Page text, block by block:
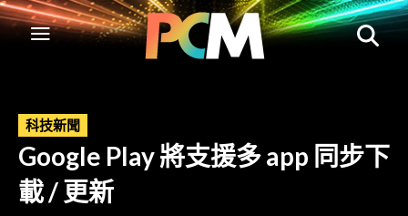
科技新聞
Google Play 將支援多 app 同步下
載 / 更新